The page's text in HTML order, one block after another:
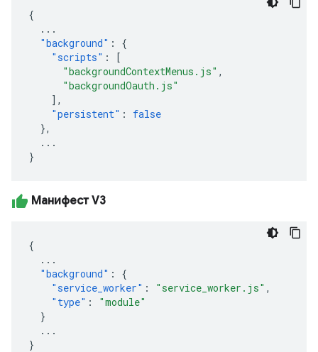
{
...
"background" :
{
"scripts" :
[
"backgroundContextMenus.js" ,
"backgroundOauth.js"
],
"persistent" :
false
},
...
}
Манифест V3
{
...
"background" :
{
"service_worker" : "service_worker.js" ,
"type" :
"module"
}
...
}